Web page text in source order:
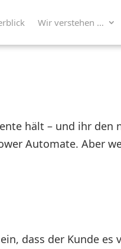
Wir verstehen …
hält – und ihr den
Automate. Aber
dass der Kunde es